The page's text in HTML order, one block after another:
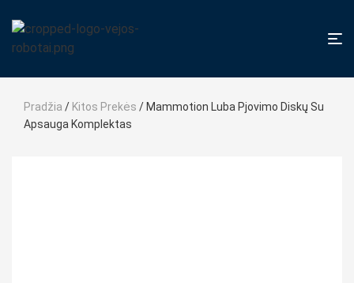
Pradžia / Kitos Prekės / Mammotion Luba Pjovimo Diskų Su
Apsauga Komplektas